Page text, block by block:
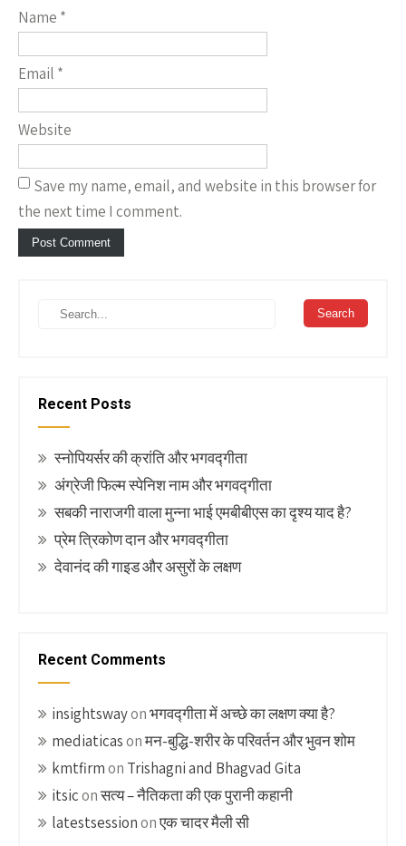
Name *
Email *
Website
Save my name, email, and website in this browser for
the next time I comment.
Recent Posts
स्नोपियर्सर की क्रांति और भगवद्गीता
अंग्रेजी फिल्म स्पेनिश नाम और भगवद्गीता
सबकी नाराजगी वाला मुन्ना भाई एमबीबीएस का दृश्य याद है?
प्रेम त्रिकोण दान और भगवद्गीता
देवानंद की गाइड और असुरों के लक्षण
Recent Comments
insightswayonभगवद्गीता में अच्छे का लक्षण क्या है?
mediaticasonमन-बुद्धि-शरीर के परिवर्तन और भुवन शोम
kmtfirmon Trishagni and Bhagvad Gita
itsiconसत्य – नैतिकता की एक पुरानी कहानी
latestsessiononएक चादर मैली सी